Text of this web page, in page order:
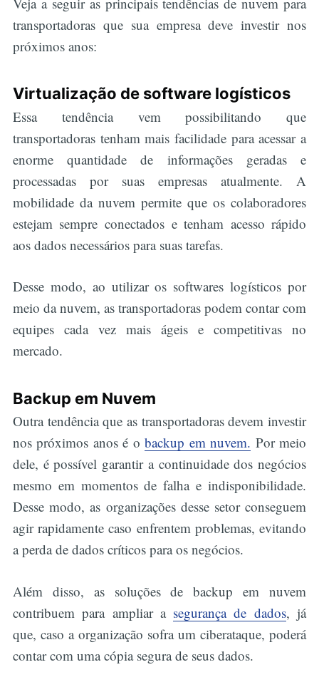
transportadoras que sua empresa deve investir nos
próximos anos:
Virtualização de software logísticos
Essa tendência vem possibilitando que
transportadoras tenham mais facilidade para acessar a
enorme quantidade de informações geradas e
processadas por suas empresas atualmente. A
mobilidade da nuvem permite que os colaboradores
estejam sempre conectados e tenham acesso rápido
aos dados necessários para suas tarefas.
Desse modo, ao utilizar os softwares logísticos por
meio da nuvem, as transportadoras podem contar com
equipes cada vez mais ágeis e competitivas no
mercado.
Backup em Nuvem
Outra tendência que as transportadoras devem investir
nos próximos anos é obackup em nuvem. Por meio
dele, é possível garantir a continuidade dos negócios
mesmo em momentos de falha e indisponibilidade.
Desse modo, as organizações desse setor conseguem
agir rapidamente caso enfrentem problemas, evitando
a perda de dados críticos para os negócios.
Além disso, as soluções de backup em nuvem
contribuem para ampliar a segurança de dados, já
que, caso a organização sofra um ciberataque, poderá
contar com uma cópia segura de seus dados.